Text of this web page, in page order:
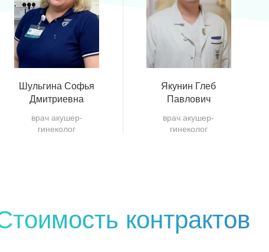
Шульгина Софья
Дмитриевна
врач акушер-
гинеколог
Якунин Глеб
Павлович
врач акушер-
гинеколог
контрактов